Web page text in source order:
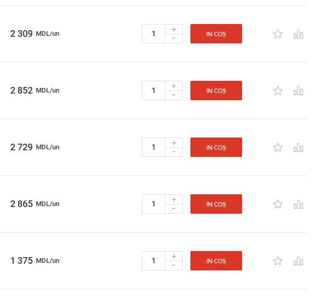
2 309 MDL/un +
- IN COȘ
2 852 MDL/un +
- IN COȘ
2 729 MDL/un +
- IN COȘ
2 865 MDL/un +
- IN COȘ
1 375 MDL/un +
- IN COȘ